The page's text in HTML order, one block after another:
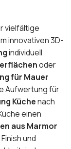
vielfältige
innovativen 3D-
individuell
oder
für Mauer
Aufwertung für
Küchenach
einen
aus Marmor
und